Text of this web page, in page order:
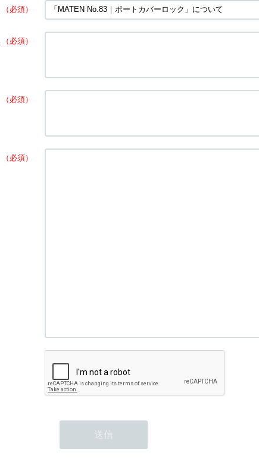
（必須）
（必須）
（必須）
（必須）